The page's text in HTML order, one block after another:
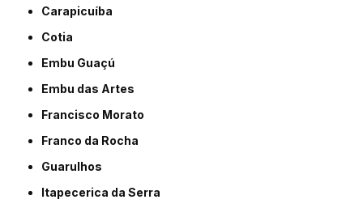
Carapicuíba
Cotia
Embu Guaçú
Embu das Artes
Francisco Morato
Franco da Rocha
Guarulhos
Itapecerica da Serra